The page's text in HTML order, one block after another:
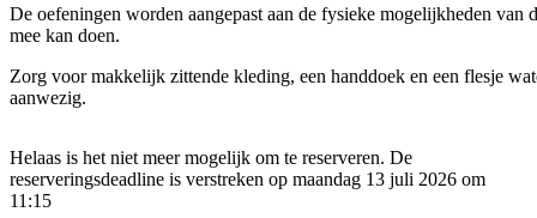
De oefeningen worden aangepast aan de fysieke mogelijkheden van
mee kan doen.
Zorg voor makkelijk zittende kleding, een handdoek en een flesje
aanwezig.
Helaas is het niet meer mogelijk om te reserveren. De
reserveringsdeadline is verstreken op maandag 13 juli 2026 om
11:15